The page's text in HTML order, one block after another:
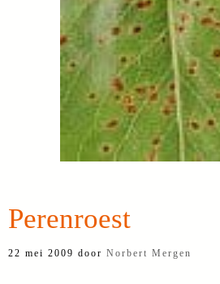
Perenroest
22 mei 2009 door Norbert Mergen